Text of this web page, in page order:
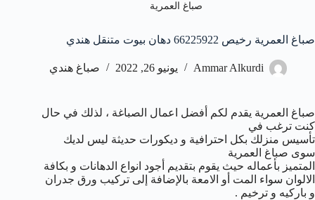
صباغ العمرية
صباغ العمرية رخيص 66225922 دهان بيوت متنقل هندي
Ammar Alkurdi يونيو 26, 2022 صباغ هندي
صباغ العمرية يقدم لكم أفضل اعمال الصباغة ، لذلك في حال
كنت ترغب في
تأسيس منزلك بكل احترافية و ديكورات حديثة ليس لديك
سوى صباغ العمرية
المتميز بأعماله حيث يقوم بتقديم أجود انواع الدهانات و بكافة
الالوان سواء المت أو الامعة بالإضافة إلى تركيب ورق جدران
و باركيه و ترخيم .